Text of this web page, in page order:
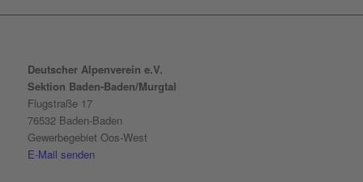
Deutscher Alpenverein e.V.
Sektion Baden-Baden/Murgtal
Flugstraße 17
76532 Baden-Baden
Gewerbegebiet Oos-West
E-Mail senden